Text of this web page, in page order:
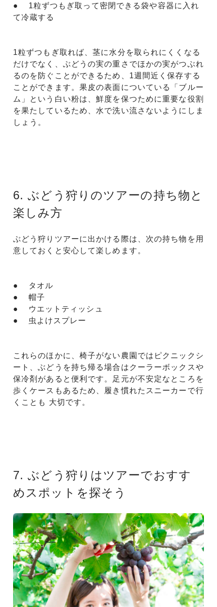
● 1粒ずつもぎ取って密閉できる袋や容器に入れ
て冷蔵する
1粒ずつもぎ取れば、茎に水分を取られにくくなる
だけでなく、ぶどうの実の重さでほかの実がつぶれ
るのを防ぐことができるため、1週間近く保存する
ことができます。果皮の表面についている「ブルー
ム」という白い粉は、鮮度を保つために重要な役割
を果たしているため、水で洗い流さないようにしま
しょう。
6. ぶどう狩りのツアーの持ち物と
楽しみ方
ぶどう狩りツアーに出かける際は、次の持ち物を用
意しておくと安心して楽しめます。
● タオル
● 帽子
● ウエットティッシュ
● 虫よけスプレー
これらのほかに、椅子がない農園ではピクニックシ
ート、ぶどうを持ち帰る場合はクーラーボックスや
保冷剤があると便利です。足元が不安定なところを
歩くケースもあるため、履き慣れたスニーカーで行
くことも 大切です。
7. ぶどう狩りはツアーでおすす
めスポットを探そう